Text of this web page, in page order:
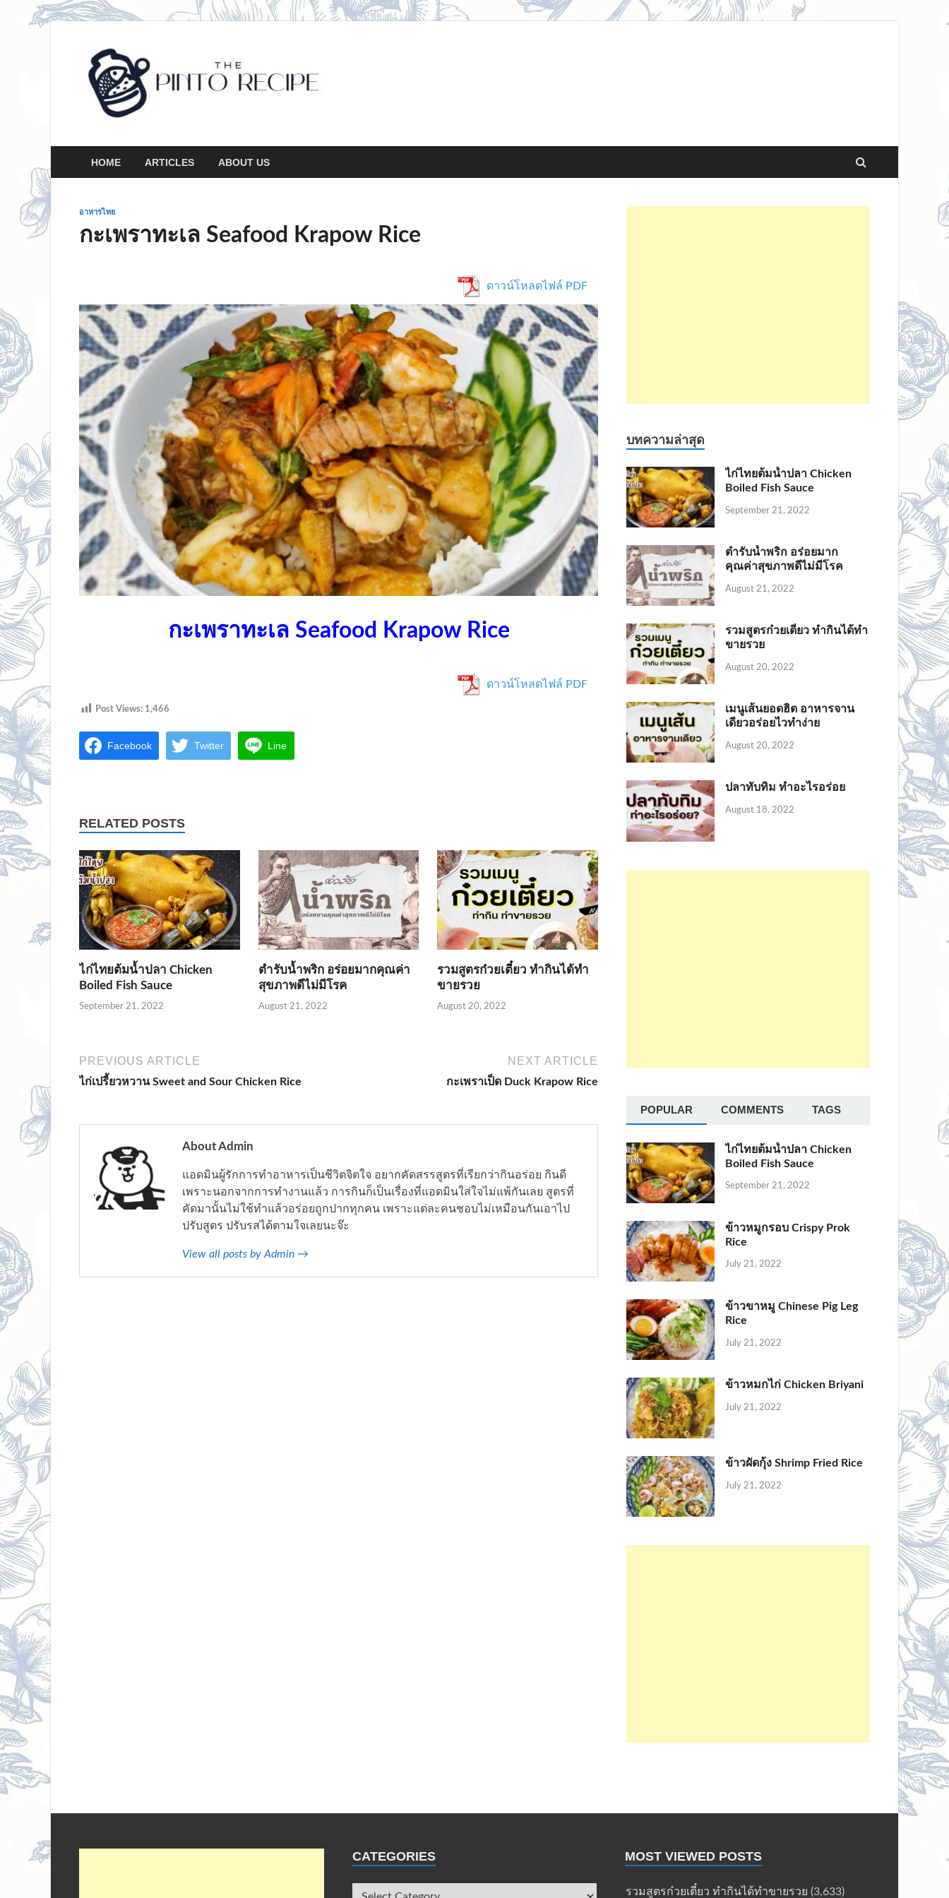
HOME ARTICLES ABOUT US
อาหารไทย
กะเพราทะเล Seafood Krapow Rice
ดาวน์โหลดไฟล์ PDF
กะเพราทะเล Seafood Krapow Rice
ดาวน์โหลดไฟล์ PDF
Post Views: 1,466
Facebook Twitter Line
RELATED POSTS
ไก่ไทยต้มน้ำปลา Chicken
Boiled Fish Sauce
September 21, 2022
ตำรับน้ำพริก อร่อยมากคุณค่า
สุขภาพดีไม่มีโรค
August 21, 2022
รวมสูตรก๋วยเตี๋ยว ทำกินได้ทำ
ขายรวย
August 20, 2022
PREVIOUS ARTICLE
ไก่เปรี้ยวหวาน Sweet and Sour Chicken Rice
NEXT ARTICLE
กะเพราเป็ด Duck Krapow Rice
About Admin
แอดมินผู้รักการทำอาหารเป็นชีวิตจิตใจ อยากคัดสรรสูตรที่เรียกว่ากินอร่อย กินดี
เพราะนอกจากการทำงานแล้ว การกินก็เป็นเรื่องที่แอดมินใส่ใจไม่แพ้กันเลย สูตรที่
คัดมานั้นไม่ใช้ทำแล้วอร่อยถูกปากทุกคน เพราะแต่ละคนชอบไม่เหมือนกันเอาไป
ปรับสูตร ปรับรสได้ตามใจเลยนะจ๊ะ
View all posts by Admin →
บทความล่าสุด
ไก่ไทยต้มน้ำปลา Chicken
Boiled Fish Sauce
September 21, 2022
ตำรับน้ำพริก อร่อยมาก
คุณค่าสุขภาพดีไม่มีโรค
August 21, 2022
รวมสูตรก๋วยเตี๋ยว ทำกินได้ทำ
ขายรวย
August 20, 2022
เมนูเส้นยอดฮิต อาหารจาน
เดียวอร่อยไวทำง่าย
August 20, 2022
ปลาทับทิม ทำอะไรอร่อย
August 18, 2022
POPULAR COMMENTS TAGS
ไก่ไทยต้มน้ำปลา Chicken
Boiled Fish Sauce
September 21, 2022
ข้าวหมูกรอบ Crispy Prok
Rice
July 21, 2022
ข้าวขาหมู Chinese Pig Leg
Rice
July 21, 2022
ข้าวหมกไก่ Chicken Briyani
July 21, 2022
ข้าวผัดกุ้ง Shrimp Fried Rice
July 21, 2022
CATEGORIES MOST VIEWED POSTS
รวมสูตรก๋วยเตี๋ยว ทำกินได้ทำขายรวย (3,633)